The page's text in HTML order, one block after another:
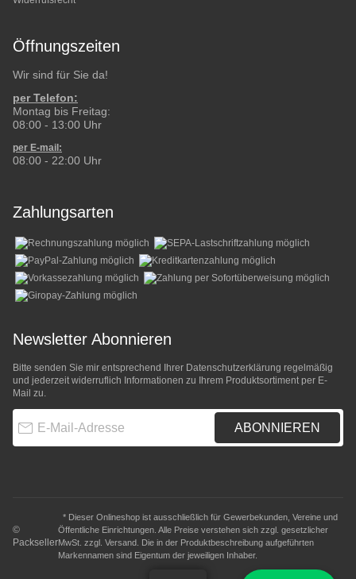
Öffnungszeiten
Wir sind für Sie da!
per Telefon:
Montag bis Freitag:
08:00 - 13:00 Uhr
per E-mail:
08:00 - 22:00 Uhr
Zahlungsarten
Newsletter Abonnieren
Bitte senden Sie mir entsprechend Ihrer Datenschutzerklärung regelmäßig
und jederzeit widerruflich Informationen zu Ihrem Produktsortiment per E-
Mail zu.
ABONNIEREN
©
Packseller
* Dieser Onlineshop ist ausschließlich für Gewerbekunden, Vereine und
Öffentliche Einrichtungen. Alle Preise verstehen sich zzgl. gesetzlicher
MwSt. zzgl. Versand . Die in der Produktbeschreibung aufgeführten
Markennamen sind Eigentum der jeweiligen Inhaber.